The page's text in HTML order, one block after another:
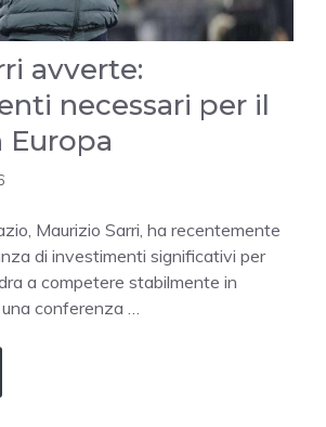
avverte:
necessari per il
Maurizio Sarri, ha recentemente
di investimenti significativi per
a competere stabilmente in
conferenza …